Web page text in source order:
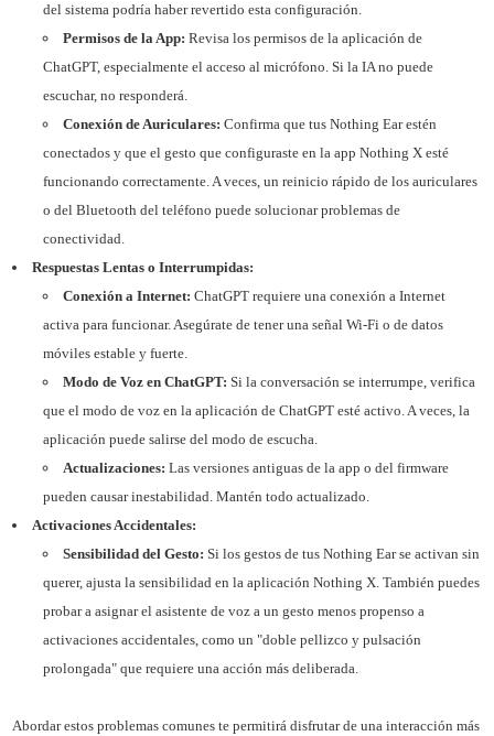
del sistema podría haber revertido esta configuración.
Permisos de la App: Revisa los permisos de la aplicación de
ChatGPT, especialmente el acceso al micrófono. Si la IA no puede
escuchar, no responderá.
Conexión de Auriculares: Confirma que tus Nothing Ear estén
conectados y que el gesto que configuraste en la app Nothing X esté
funcionando correctamente. A veces, un reinicio rápido de los auriculares
o del Bluetooth del teléfono puede solucionar problemas de
conectividad.
Respuestas Lentas o Interrumpidas:
Conexión a Internet: ChatGPT requiere una conexión a Internet
activa para funcionar. Asegúrate de tener una señal Wi-Fi o de datos
móviles estable y fuerte.
Modo de Voz en ChatGPT: Si la conversación se interrumpe, verifica
que el modo de voz en la aplicación de ChatGPT esté activo. A veces, la
aplicación puede salirse del modo de escucha.
Actualizaciones: Las versiones antiguas de la app o del firmware
pueden causar inestabilidad. Mantén todo actualizado.
Activaciones Accidentales:
Sensibilidad del Gesto: Si los gestos de tus Nothing Ear se activan sin
querer, ajusta la sensibilidad en la aplicación Nothing X. También puedes
probar a asignar el asistente de voz a un gesto menos propenso a
activaciones accidentales, como un "doble pellizco y pulsación
prolongada" que requiere una acción más deliberada.
Abordar estos problemas comunes te permitirá disfrutar de una interacción más